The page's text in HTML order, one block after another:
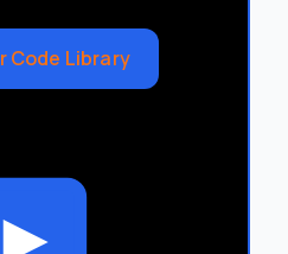
Code Library